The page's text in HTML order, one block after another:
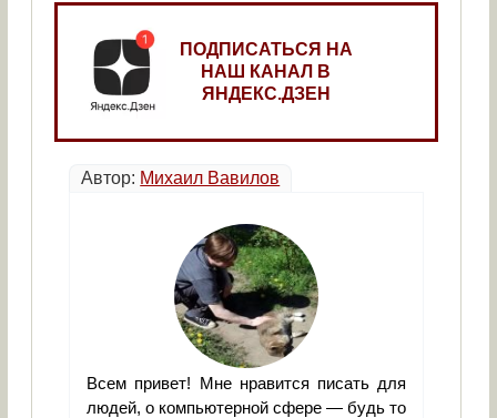
ПОДПИСАТЬСЯ НА
НАШ КАНАЛ В
ЯНДЕКС.ДЗЕН
Автор: Михаил Вавилов
Всем привет! Мне нравится писать для
людей, о компьютерной сфере — будь то